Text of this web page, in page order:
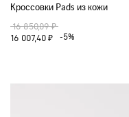
Кроссовки Pads из кожи
16 850,09 ₽
16 007,40 ₽
-5%